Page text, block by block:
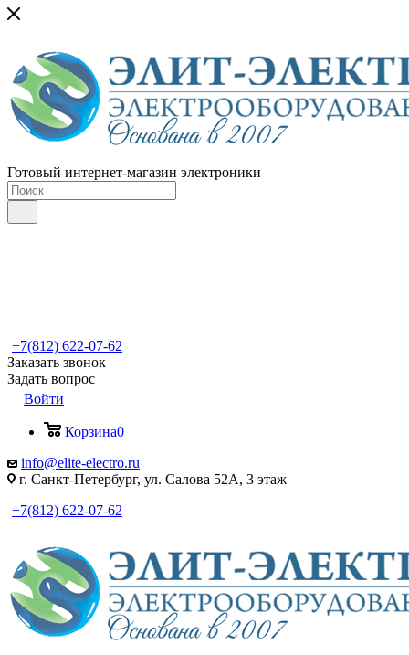
Готовый интернет-магазин электроники
+7(812) 622-07-62
Заказать звонок
Задать вопрос
Войти
Корзина0
info@elite-electro.ru
г. Санкт-Петербург, ул. Салова 52А, 3 этаж
+7(812) 622-07-62